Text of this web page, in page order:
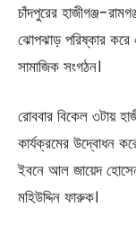
চাঁদপুরের হাজীগঞ্জ-
ঝোপঝাড় পরিষ্কার করে
সামাজিক সংগঠন।
রোববার বিকেল ৩টায়
কার্যক্রমের উদ্বোধন
ইবনে আল জায়েদ
মহিউদ্দিন ফারুক।